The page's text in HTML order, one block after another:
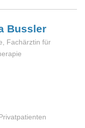
Bussler
Fachärztin für